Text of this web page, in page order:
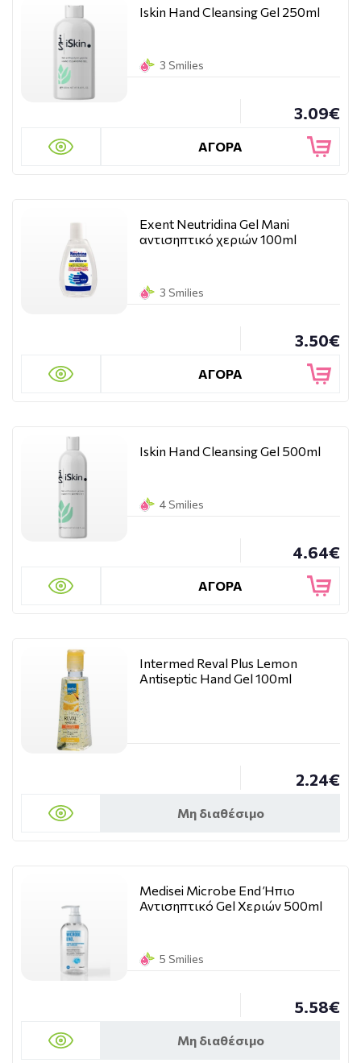
Iskin Hand Cleansing Gel 250ml
3 Smilies
3.09€
ΑΓΟΡΑ
Exent Neutridina Gel Mani
αντισηπτικό χεριών 100ml
3 Smilies
3.50€
ΑΓΟΡΑ
Iskin Hand Cleansing Gel 500ml
4 Smilies
4.64€
ΑΓΟΡΑ
Intermed Reval Plus Lemon
Antiseptic Hand Gel 100ml
2.24€
Μη διαθέσιμο
Medisei Microbe End Ήπιο
Αντισηπτικό Gel Χεριών 500ml
5 Smilies
5.58€
Μη διαθέσιμο